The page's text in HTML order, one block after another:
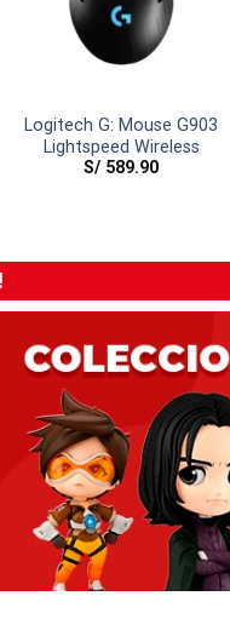
Logitech G: Mouse G903
Lightspeed Wireless
S/ 589.90